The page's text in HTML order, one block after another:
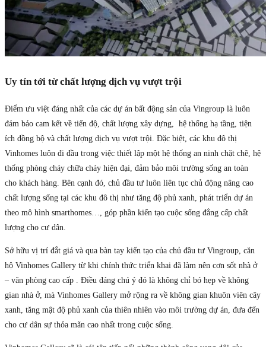
Uy tín tới từ chất lượng dịch vụ vượt trội
Điểm ưu việt đáng nhất của các dự án bất động sản của Vingroup là luôn
đảm bảo cam kết về tiến độ, chất lượng xây dựng, hệ thống hạ tầng, tiện
ích đồng bộ và chất lượng dịch vụ vượt trội. Đặc biệt, các khu đô thị
Vinhomes luôn đi đầu trong việc thiết lập một hệ thống an ninh chặt chẽ, hệ
thống phòng cháy chữa cháy hiện đại, đảm bảo môi trường sống an toàn
cho khách hàng. Bên cạnh đó, chủ đầu tư luôn liên tục chủ động nâng cao
chất lượng sống tại các khu đô thị như tăng độ phủ xanh, phát triển dự án
theo mô hình smarthomes…, góp phần kiến tạo cuộc sống đẳng cấp chất
lượng cho cư dân.
Sở hữu vị trí đắt giá và qua bàn tay kiến tạo của chủ đầu tư Vingroup, căn
hộ Vinhomes Gallery từ khi chính thức triển khai đã làm nên cơn sốt nhà ở
– văn phòng cao cấp . Điều đáng chú ý đó là không chỉ bó hẹp về không
gian nhà ở, mà Vinhomes Gallery mở rộng ra về không gian khuôn viên cây
xanh, tăng mật độ phủ xanh của thiên nhiên vào môi trường dự án, đưa đến
cho cư dân sự thỏa mãn cao nhất trong cuộc sống.